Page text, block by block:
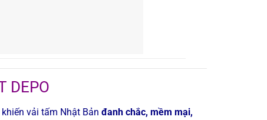
DEPO
vải tấm Nhật Bản đanh chắc, mềm mại,